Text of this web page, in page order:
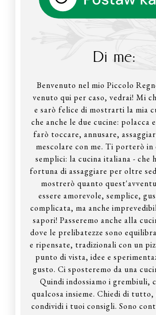
Di me:
Benvenuto nel mio Piccolo
venuto qui per caso, vedrai! Mi
e sarò felice di mostrarti la mia
che anche le due cucine: polacca
farò toccare, annusare,
mescolare con me. Ti porterò in
semplici: la cucina italiana - che
fortuna di assaggiare per oltre
mostrerò quanto
essere amorevole, semplice,
complicata, ma anche
sapori! Passeremo anche alla
dove le prelibatezze sono
e ripensate, tradizionali con un
punto di vista, idee e
gusto. Ci sposteremo da una
Quindi indossiamo i grembiuli,
qualcosa insieme. Chiedi di tutto,
condividi i tuoi consigli. Sono